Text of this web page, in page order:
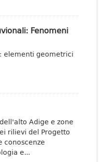
Fenomeni
elementi geometrici
Adige e zone
rilievi del Progetto
conoscenze
e...